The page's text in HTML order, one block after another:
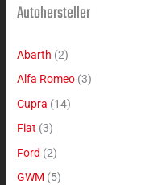
Autohersteller
Abarth (2)
Alfa Romeo (3)
Cupra (14)
Fiat (3)
Ford (2)
GWM (5)